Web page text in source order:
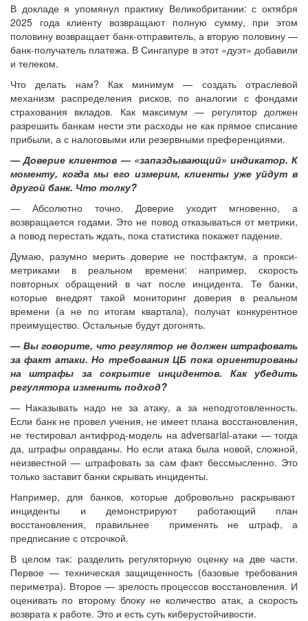
В докладе я упомянул практику Великобритании: с октября
2025 года клиенту возвращают полную сумму, при этом
половину возвращает банк-отправитель, а вторую половину —
банк-получатель платежа. В Сингапуре в этот «дуэт» добавили
и телеком.
Что делать нам? Как минимум — создать отраслевой
механизм распределения рисков, по аналогии с фондами
страхования вкладов. Как максимум — регулятор должен
разрешить банкам нести эти расходы не как прямое списание
прибыли, а с налоговыми или резервными преференциями.
— Доверие клиентов — «запаздывающий» индикатор. К
моменту, когда мы его измерим, клиенты уже уйдут в
другой банк. Что толку?
— Абсолютно точно. Доверие уходит мгновенно, а
возвращается годами. Это не повод отказываться от метрики,
а повод перестать ждать, пока статистика покажет падение.
Думаю, разумно мерить доверие не постфактум, а прокси-
метриками в реальном времени: например, скорость
повторных обращений в чат после инцидента. Те банки,
которые внедрят такой мониторинг доверия в реальном
времени (а не по итогам квартала), получат конкурентное
преимущество. Остальные будут догонять.
— Вы говорите, что регулятор не должен штрафовать
за факт атаки. Но требования ЦБ пока ориентированы
на штрафы за сокрытие инцидентов. Как убедить
регулятора изменить подход?
— Наказывать надо не за атаку, а за неподготовленность.
Если банк не провел учения, не имеет плана восстановления,
не тестировал антифрод-модель на adversarial-атаки — тогда
да, штрафы оправданы. Но если атака была новой, сложной,
неизвестной — штрафовать за сам факт бессмысленно. Это
только заставит банки скрывать инциденты.
Например, для банков, которые добровольно раскрывают
инциденты и демонстрируют работающий план
восстановления, правильнее применять не штраф, а
предписание с отсрочкой.
В целом так: разделить регуляторную оценку на две части.
Первое — техническая защищенность (базовые требования
периметра). Второе — зрелость процессов восстановления. И
оценивать по второму блоку не количество атак, а скорость
возврата к работе. Это и есть суть киберустойчивости.